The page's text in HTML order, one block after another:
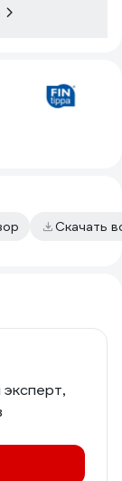
Скачать